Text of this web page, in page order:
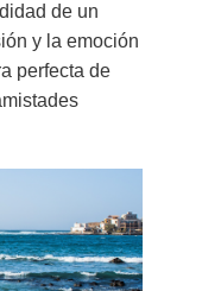
de un
y la emoción
perfecta de